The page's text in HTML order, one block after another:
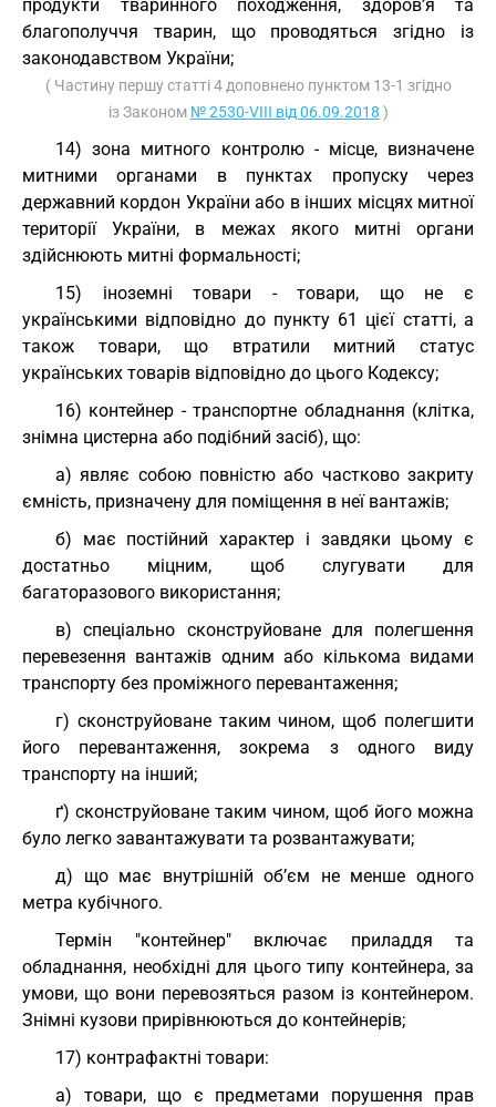
продукти тваринного походження, здоров’я та
благополуччя тварин, що проводяться згідно із
законодавством України;
( Частину першу статті 4 доповнено пунктом 13-1 згідно
із Законом № 2530-VIII від 06.09.2018 )
14) зона митного контролю - місце, визначене
митними органами в пунктах пропуску через
державний кордон України або в інших місцях митної
території України, в межах якого митні органи
здійснюють митні формальності;
15) іноземні товари - товари, що не є
українськими відповідно до пункту 61 цієї статті, а
також товари, що втратили митний статус
українських товарів відповідно до цього Кодексу;
16) контейнер - транспортне обладнання (клітка,
знімна цистерна або подібний засіб), що:
а) являє собою повністю або частково закриту
ємність, призначену для поміщення в неї вантажів;
б) має постійний характер і завдяки цьому є
достатньо міцним, щоб слугувати для
багаторазового використання;
в) спеціально сконструйоване для полегшення
перевезення вантажів одним або кількома видами
транспорту без проміжного перевантаження;
г) сконструйоване таким чином, щоб полегшити
його перевантаження, зокрема з одного виду
транспорту на інший;
ґ) сконструйоване таким чином, щоб його можна
було легко завантажувати та розвантажувати;
д) що має внутрішній об’єм не менше одного
метра кубічного.
Термін "контейнер" включає приладдя та
обладнання, необхідні для цього типу контейнера, за
умови, що вони перевозяться разом із контейнером.
Знімні кузови прирівнюються до контейнерів;
17) контрафактні товари:
а) товари, що є предметами порушення прав